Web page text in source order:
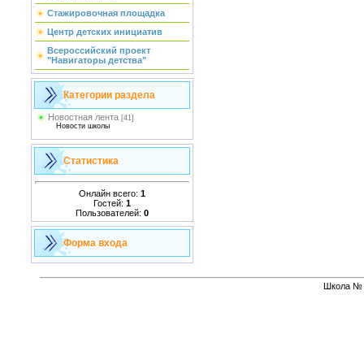
Стажировочная площадка
Центр детских инициатив
Всероссийский проект
"Навигаторы детства"
Категории раздела
Новостная лента [41]
Новости школы
Статистика
Онлайн всего: 1
Гостей: 1
Пользователей: 0
Форма входа
Школа №